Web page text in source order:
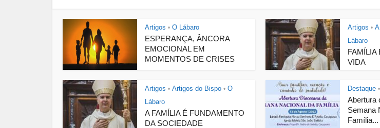
Artigos • O Lábaro
ESPERANÇA, ÂNCORA
EMOCIONAL EM
MOMENTOS DE CRISES
Artigos •
Lábaro
FAMÍLIA
VIDA
Artigos • Artigos do Bispo • O
Lábaro
A FAMÍLIA É FUNDAMENTO
DA SOCIEDADE
Destaque •
Abertura
Semana
Família...